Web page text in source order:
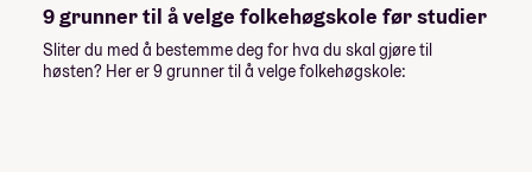
Obligatorisk: Nei
Pris: Inkludert i linjepris
Varighet: 8
9 grunner til å velge folkehøgskole før studier
Sliter du med å bestemme deg for hva du skal gjøre til
høsten? Her er 9 grunner til å velge folkehøgskole: